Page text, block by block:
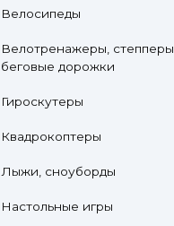
Велосипеды
Велотренажеры, степперы,
беговые дорожки
Гироскутеры
Квадрокоптеры
Лыжи, сноуборды
Настольные игры